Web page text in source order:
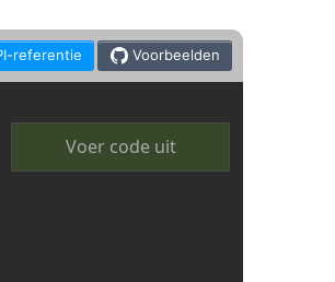
referentie Voorbeelden
Voer code uit